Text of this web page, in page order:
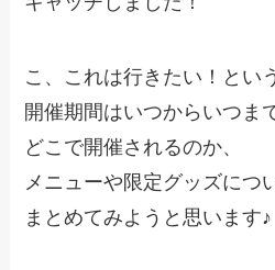
こ、これは行きたい！とい
開催期間はいつからいつま
どこで開催されるのか、
メニューや限定グッズにつ
まとめてみようと思います♪